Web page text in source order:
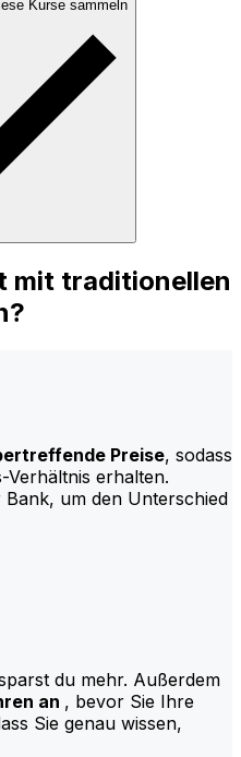
Kurse sammeln
mit traditionellen
Preise, sodass
Verhältnis erhalten.
um den Unterschied
du mehr. Außerdem
an , bevor Sie Ihre
Sie genau wissen,